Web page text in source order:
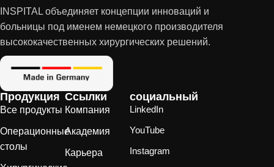
INSPITAL объединяет концепции инноваций и
больницы под именем немецкого производителя
высококачественных хирургических решений.
Продукция
Все продукты
Операционные
столы
Ссылки
Компания
Академия
Карьера
социальный
LinkedIn
YouTube
Instagram